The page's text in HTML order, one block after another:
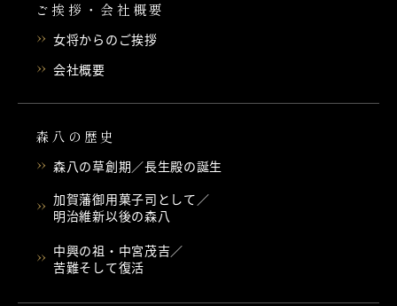
ご挨拶・会社概要
女将からのご挨拶
会社概要
森八の歴史
森八の草創期／長生殿の誕生
加賀藩御用菓子司として／
明治維新以後の森八
中興の祖・中宮茂吉／
苦難そして復活